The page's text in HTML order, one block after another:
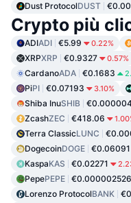
Dust ProtocolDUST
Crypto più
ADIADI €5.99 0.22%
XRPXRP €0.9327 0.57%
CardanoADA €0.1683
PiPI €0.07193 3.10%
Shiba InuSHIB
ZcashZEC €418.06
Terra ClassicLUNC
DogecoinDOGE €0.06091
KaspaKAS €0.02271
PepePEPE €0.000002526
Lorenzo ProtocolBANK